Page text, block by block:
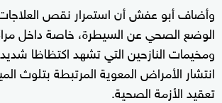
وأضاف أبو عفش أن استمرار نقص
الوضع الصحي عن السيطرة، خاصة داخل
ومخيمات النازحين التي تشهد اكتظاظا
انتشار الأمراض المعوية المرتبطة بتلوث
تعقيد الأزمة الصحية.